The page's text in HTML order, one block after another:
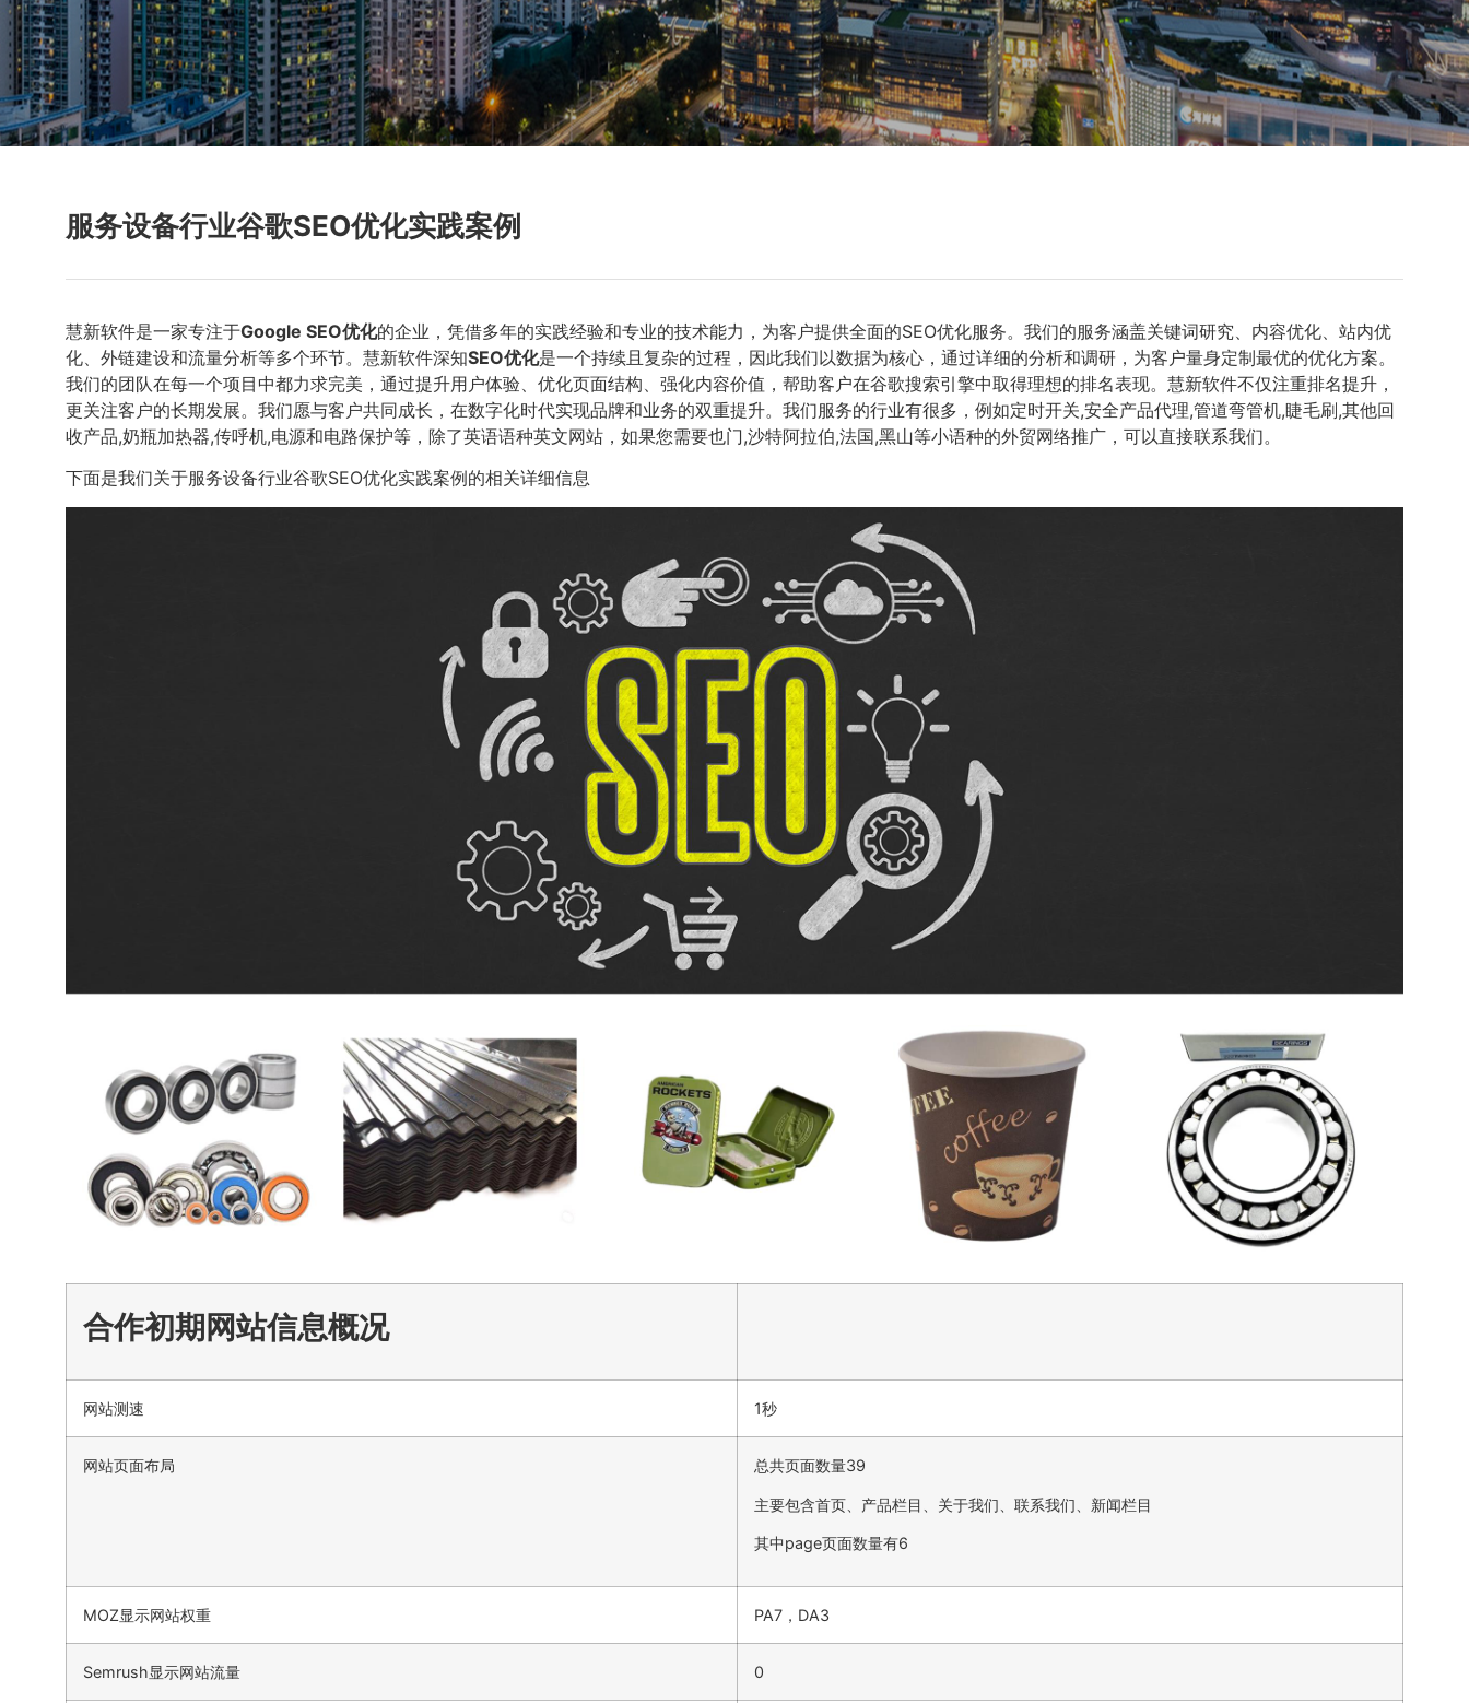
服务设备行业谷歌SEO优化实践案例
慧新软件是一家专注于Google SEO优化的企业，凭借多年的实践经验和专业的技术能力，为客户提供全面的SEO优化服务。我们的服务涵盖关键词研究、内容优化、站内优
化、外链建设和流量分析等多个环节。慧新软件深知SEO优化是一个持续且复杂的过程，因此我们以数据为核心，通过详细的分析和调研，为客户量身定制最优的优化方案。
我们的团队在每一个项目中都力求完美，通过提升用户体验、优化页面结构、强化内容价值，帮助客户在谷歌搜索引擎中取得理想的排名表现。慧新软件不仅注重排名提升，
更关注客户的长期发展。我们愿与客户共同成长，在数字化时代实现品牌和业务的双重提升。我们服务的行业有很多，例如定时开关,安全产品代理,管道弯管机,睫毛刷,其他回
收产品,奶瓶加热器,传呼机,电源和电路保护等，除了英语语种英文网站，如果您需要也门,沙特阿拉伯,法国,黑山等小语种的外贸网络推广，可以直接联系我们。
下面是我们关于服务设备行业谷歌SEO优化实践案例的相关详细信息
合作初期网站信息概况
网站测速 1秒
网站页面布局 总共页面数量39
主要包含首页、产品栏目、关于我们、联系我们、新闻栏目
其中page页面数量有6
MOZ显示网站权重 PA7，DA3
Semrush显示网站流量 0